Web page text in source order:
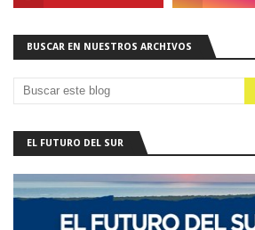
BUSCAR EN NUESTROS ARCHIVOS
EL FUTURO DEL SUR